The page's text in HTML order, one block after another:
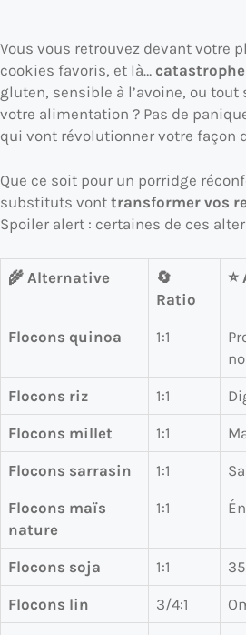
Vous vous retrouvez devant votre
cookies favoris, et là… catastrophe
gluten, sensible à l’avoine, ou
votre alimentation ? Pas de
qui vont révolutionner votre façon
Que ce soit pour un porridge
substituts vont transformer vos
Spoiler alert : certaines de ces
🌾 Alternative
🔄
Ratio
Flocons quinoa 1:1
Flocons riz 1:1
Flocons millet 1:1
Flocons sarrasin 1:1
Flocons maïs
nature
1:1
Flocons soja 1:1
Flocons lin 3/4:1